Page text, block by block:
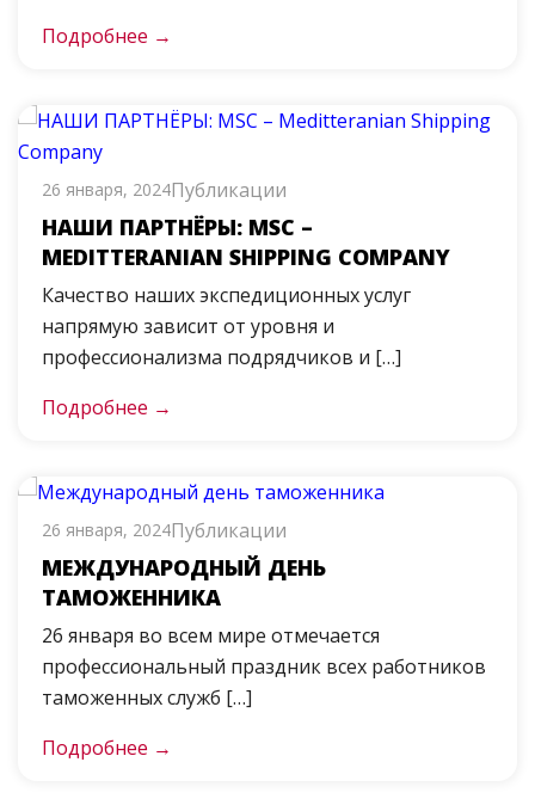
Подробнее →
26 января, 2024Публикации
НАШИ ПАРТНЁРЫ: MSC –
MEDITTERANIAN SHIPPING COMPANY
Качество наших экспедиционных услуг
напрямую зависит от уровня и
профессионализма подрядчиков и […]
Подробнее →
26 января, 2024Публикации
МЕЖДУНАРОДНЫЙ ДЕНЬ
ТАМОЖЕННИКА
26 января во всем мире отмечается
профессиональный праздник всех работников
таможенных служб […]
Подробнее →